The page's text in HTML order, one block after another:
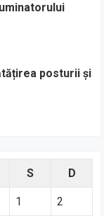
posturii și
S D
1 2